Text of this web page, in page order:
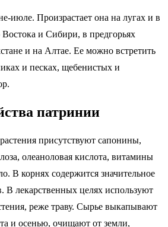
июле. Произрастает она на лугах и в
Востока и Сибири, в предгорьях
и на Алтае. Ее можно встретить
и песках, щебенистых и
патринии
присутствуют сапонины,
олеаноловая кислота, витамины
В корнях содержится значительное
В лекарственных целях используют
реже траву. Сырье выкапывают
и осенью, очищают от земли,